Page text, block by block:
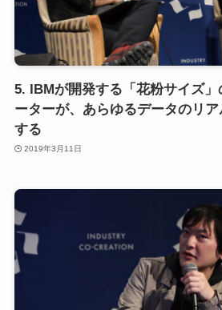
5. IBMが開発する「花粉サイズ
ーターが、あらゆるデータのリ
する
2019年3月11日